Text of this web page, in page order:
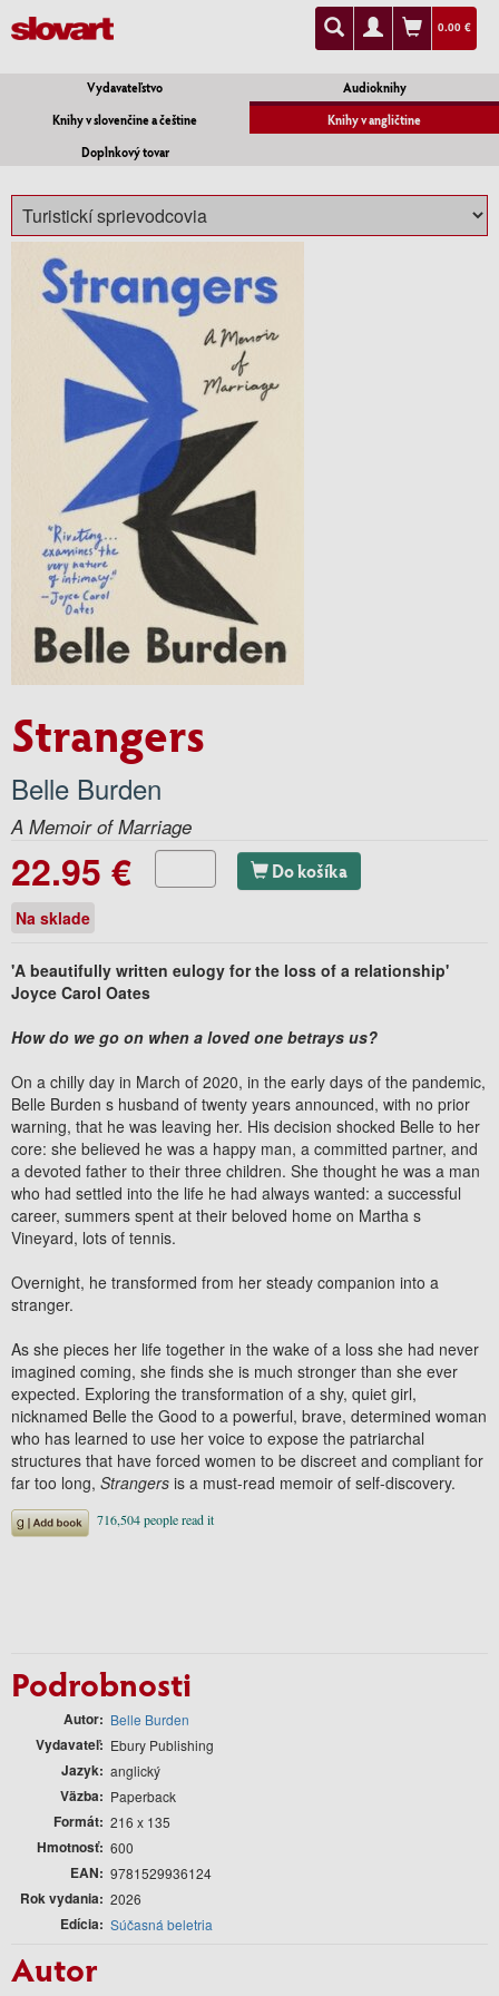
0.00 €
Vydavateľstvo
Audioknihy
Knihy v slovenčine a češtine
Knihy v angličtine
Doplnkový tovar
Strangers
Belle Burden
A Memoir of Marriage
22.95 € Do košíka
Na sklade
'A beautifully written eulogy for the loss of a relationship'
Joyce Carol Oates
How do we go on when a loved one betrays us?
On a chilly day in March of 2020, in the early days of the pandemic,
Belle Burden s husband of twenty years announced, with no prior
warning, that he was leaving her. His decision shocked Belle to her
core: she believed he was a happy man, a committed partner, and
a devoted father to their three children. She thought he was a man
who had settled into the life he had always wanted: a successful
career, summers spent at their beloved home on Martha s
Vineyard, lots of tennis.
Overnight, he transformed from her steady companion into a
stranger.
As she pieces her life together in the wake of a loss she had never
imagined coming, she finds she is much stronger than she ever
expected. Exploring the transformation of a shy, quiet girl,
nicknamed Belle the Good to a powerful, brave, determined woman
who has learned to use her voice to expose the patriarchal
structures that have forced women to be discreet and compliant for
far too long, Strangers is a must-read memoir of self-discovery.
Podrobnosti
Autor Belle Burden
Vydavateľ Ebury Publishing
Jazyk anglický
Väzba Paperback
Formát 216 x 135
Hmotnosť 600
EAN 9781529936124
Rok vydania 2026
Edícia Súčasná beletria
Autor